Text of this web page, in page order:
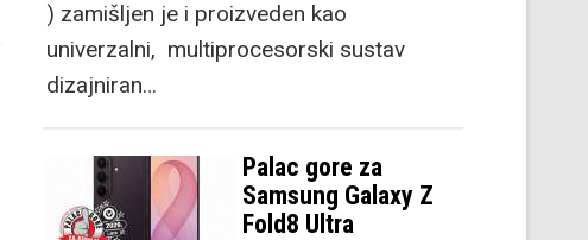
) zamišljen je i proizveden kao
univerzalni, multiprocesorski sustav
dizajniran…
Palac gore za
Samsung Galaxy Z
Fold8 Ultra